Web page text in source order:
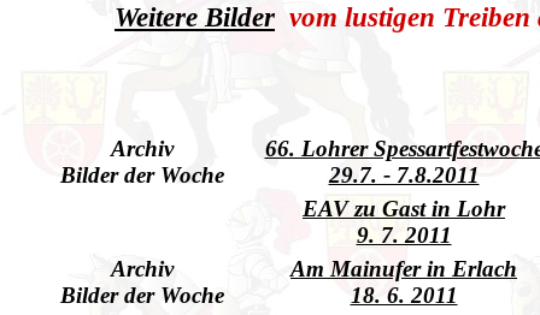
Weitere Bilder vom lustigen
Archiv
Bilder der Woche
66. Lohrer
29.7. - 7.8.2011
EAV zu Gast in Lohr
9. 7. 2011
Archiv
Bilder der Woche
Am Mainufer in Erlach
18. 6. 2011